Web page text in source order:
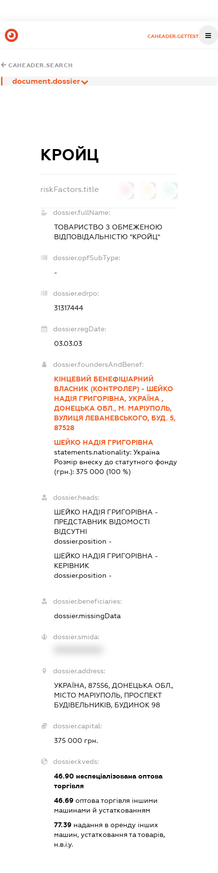
CAHEADER.GETTEST
CAHEADER.SEARCH
document.dossier
КРОЙЦ
riskFactors.title
dossier.fullName:
ТОВАРИСТВО З ОБМЕЖЕНОЮ
ВІДПОВІДАЛЬНІСТЮ "КРОЙЦ"
dossier.opfSubType:
-
dossier.edrpo:
31317444
dossier.regDate:
03.03.03
dossier.foundersAndBenef:
КІНЦЕВИЙ БЕНЕФІЦІАРНИЙ
ВЛАСНИК (КОНТРОЛЕР) - ШЕЙКО
НАДІЯ ГРИГОРІВНА, УКРАЇНА ,
ДОНЕЦЬКА ОБЛ., М. МАРІУПОЛЬ,
ВУЛИЦЯ ЛЕВАНЕВСЬКОГО, БУД. 5,
87528
ШЕЙКО НАДІЯ ГРИГОРІВНА
statements.nationality: Україна
Розмір внеску до статутного фонду
(грн.): 375 000 (100 %)
dossier.heads:
ШЕЙКО НАДІЯ ГРИГОРІВНА -
ПРЕДСТАВНИКВІДОМОСТІ
ВІДСУТНІ
dossier.position -
ШЕЙКО НАДІЯ ГРИГОРІВНА -
КЕРІВНИК
dossier.position -
dossier.beneficiaries:
dossier.missingData
dossier.smida:
dossier.address:
УКРАЇНА, 87556, ДОНЕЦЬКА ОБЛ.,
МІСТО МАРІУПОЛЬ, ПРОСПЕКТ
БУДІВЕЛЬНИКІВ, БУДИНОК 98
dossier.capital:
375 000 грн.
dossier.kveds:
46.90неспеціалізована оптова
торгівля
46.69оптова торгівля іншими
машинами й устаткованням
77.39надання в оренду інших
машин, устатковання та товарів,
н.в.і.у.